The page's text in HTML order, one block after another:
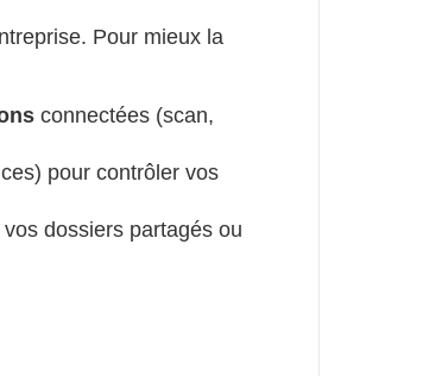
Pour mieux la
connectées (scan,
pour contrôler vos
dossiers partagés ou